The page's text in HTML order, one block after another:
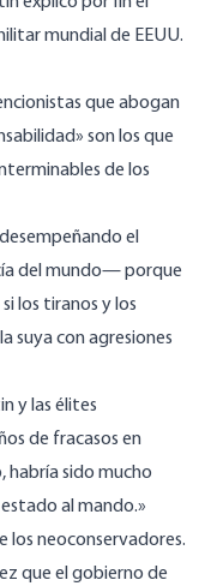
mundial de EEUU.
que abogan
son los que
de los
el
del mundo— porque
los tiranos y los
suya con agresiones
y las élites
de fracasos en
habría sido mucho
al mando.»
los neoconservadores.
que el gobierno de